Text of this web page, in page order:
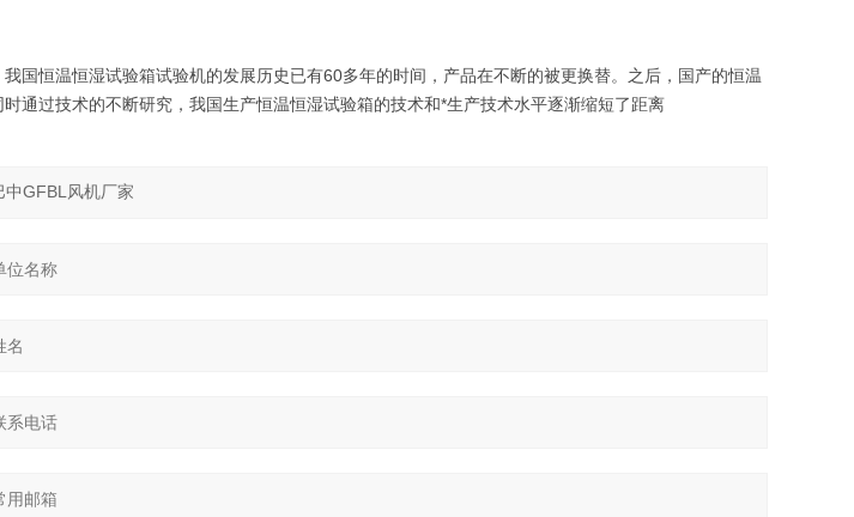
国恒温恒湿试验箱试验机的发展历史已有60多年的时间，产品在不断的被更换替。之后，国产的恒温
通过技术的不断研究，我国生产恒温恒湿试验箱的技术和*生产技术水平逐渐缩短了距离